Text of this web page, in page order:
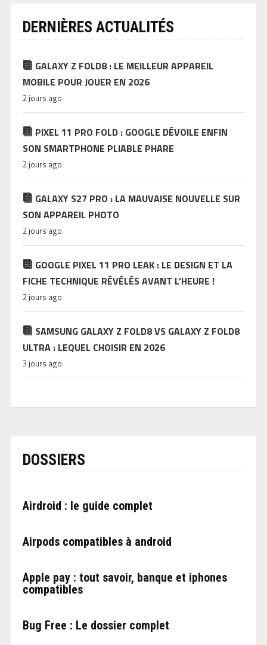
DERNIÈRES ACTUALITÉS
GALAXY Z FOLD8 : LE MEILLEUR APPAREIL
MOBILE POUR JOUER EN 2026
2 jours ago
PIXEL 11 PRO FOLD : GOOGLE DÉVOILE ENFIN
SON SMARTPHONE PLIABLE PHARE
2 jours ago
GALAXY S27 PRO : LA MAUVAISE NOUVELLE SUR
SON APPAREIL PHOTO
2 jours ago
GOOGLE PIXEL 11 PRO LEAK : LE DESIGN ET LA
FICHE TECHNIQUE RÉVÉLÉS AVANT L’HEURE !
2 jours ago
SAMSUNG GALAXY Z FOLD8 VS GALAXY Z FOLD8
ULTRA : LEQUEL CHOISIR EN 2026
3 jours ago
DOSSIERS
Airdroid : le guide complet
Airpods compatibles à android
Apple pay : tout savoir, banque et iphones
compatibles
Bug Free : Le dossier complet